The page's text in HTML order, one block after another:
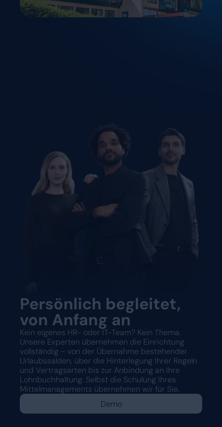
Persönlich begleitet,
von Anfang an
Kein eigenes HR- oder IT-Team? Kein Thema.
Unsere Experten übernehmen die Einrichtung
vollständig – von der Übernahme bestehender
Urlaubssalden, über die Hinterlegung Ihrer Regeln
und Vertragsarten bis zur Anbindung an Ihre
Lohnbuchhaltung. Selbst die Schulung Ihres
Mittelmanagements übernehmen wir für Sie.
Demo